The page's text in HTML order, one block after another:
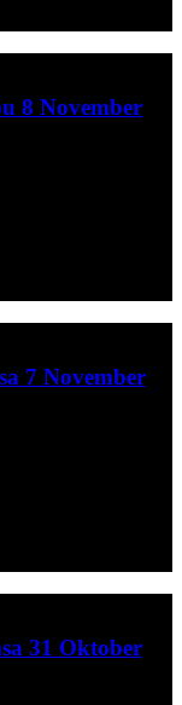
8 November
7 November
31 Oktober